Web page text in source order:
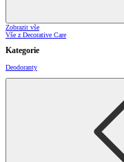
Zobrazit vše
Vše z Decorative Care
Kategorie
Deodoranty